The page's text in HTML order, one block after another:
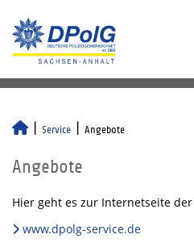
Service Angebote
Angebote
Hier geht es zur Internetseite der
www.dpolg-service.de